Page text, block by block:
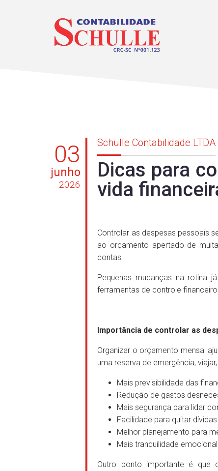
03
junho
2026
Schulle Contabilidade LTDA
Dicas para
vida
Controlar as despesas pessoais
ao orçamento apertado de
contas.
Pequenas mudanças na rotina
ferramentas de controle
Importância de controlar as
Organizar o orçamento mensal
uma reserva de emergência,
Mais previsibilidade das
Redução de gastos
Mais segurança para lidar
Facilidade para quitar dívidas
Melhor planejamento para
Mais tranquilidade
Outro ponto importante é que